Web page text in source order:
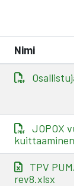
Nimi
JOPOX
TPV
rev8.xlsx